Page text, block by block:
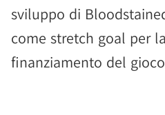
sviluppo di
come stretch goal per
finanziamento del